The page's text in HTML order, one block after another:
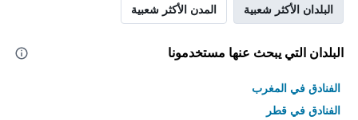
البلدان الأكثر شعبية المدن الأكثر شعبية
البلدان التي يبحث عنها مستخدمونا
الفنادق في المغرب
الفنادق في قطر